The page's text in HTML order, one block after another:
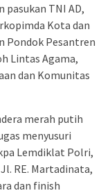
TNI AD,
Kota dan
Pondok Pesantren
Lintas Agama,
dan Komunitas
merah putih
menyusuri
Lemdiklat Polri,
RE. Martadinata,
dan finish